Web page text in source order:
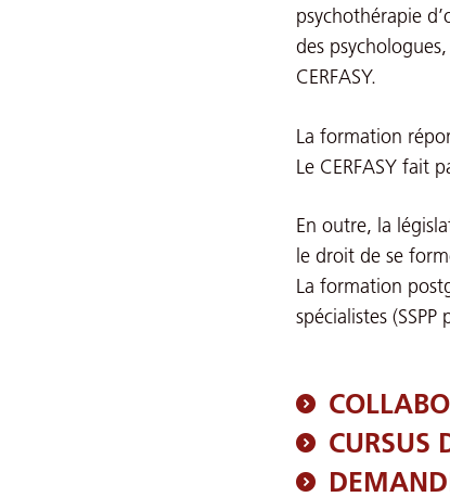
psychothérapie
des
CERFASY.
La formation
Le CERFASY fait
En outre, la
le droit de se
La formation
spécialistes
CURSUS